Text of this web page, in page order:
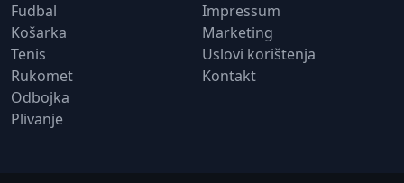
Fudbal
Košarka
Tenis
Rukomet
Odbojka
Plivanje
Impressum
Marketing
Uslovi korištenja
Kontakt